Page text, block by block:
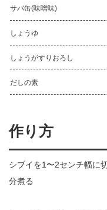
サバ缶(味噌味)
しょうゆ
しょうがすりおろし
だしの素
作り方
シブイを1〜2センチ幅に
分煮る